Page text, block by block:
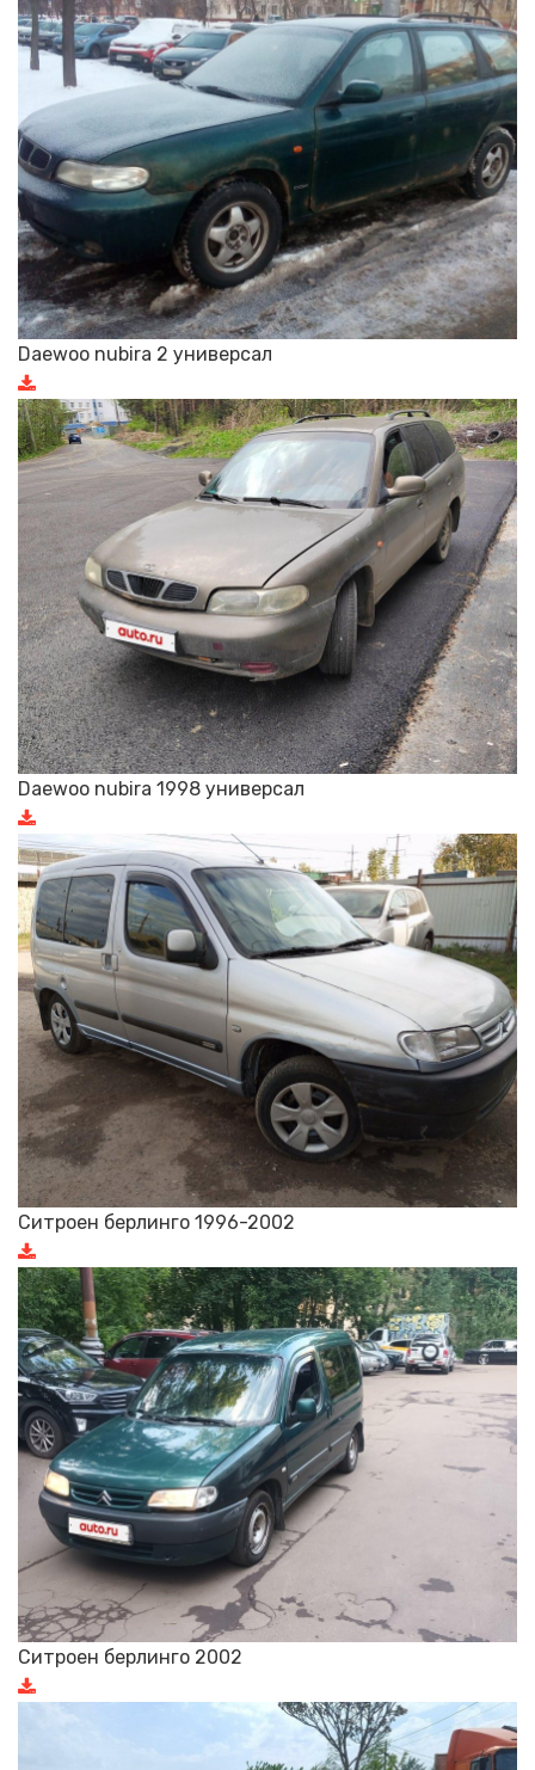
Daewoo nubira 2 универсал
Daewoo nubira 1998 универсал
Ситроен берлинго 1996-2002
Ситроен берлинго 2002